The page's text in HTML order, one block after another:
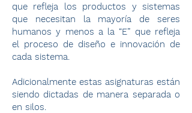
que refleja los productos y sistemas
que necesitan la mayoría de seres
humanos y menos a la “E” que refleja
el proceso de diseño e innovación de
cada sistema.
Adicionalmente estas asignaturas están
siendo dictadas de manera separada o
en silos.